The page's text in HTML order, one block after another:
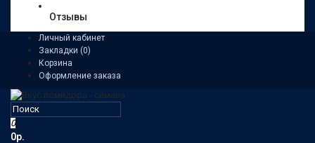
Отзывы
Личный кабинет
Закладки (0)
Корзина
Оформление заказа
0
0р.